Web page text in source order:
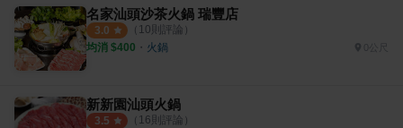
名家汕頭沙茶火鍋 瑞豐店
3.0 （ 10則評論）
均消 $400 ・ 火鍋
新新園汕頭火鍋
3.5 （ 16則評論）